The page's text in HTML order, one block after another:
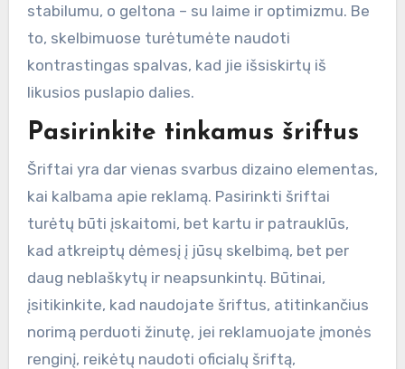
stabilumu, o geltona – su laime ir optimizmu. Be
to, skelbimuose turėtumėte naudoti
kontrastingas spalvas, kad jie išsiskirtų iš
likusios puslapio dalies.
Pasirinkite tinkamus šriftus
Šriftai yra dar vienas svarbus dizaino elementas,
kai kalbama apie reklamą. Pasirinkti šriftai
turėtų būti įskaitomi, bet kartu ir patrauklūs,
kad atkreiptų dėmesį į jūsų skelbimą, bet per
daug neblaškytų ir neapsunkintų. Būtinai,
įsitikinkite, kad naudojate šriftus, atitinkančius
norimą perduoti žinutę, jei reklamuojate įmonės
renginį, reikėtų naudoti oficialų šriftą,